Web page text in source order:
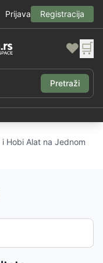
Prijava Registracija
❤️ 🛒
Pretraži
Hobi Alat na Jednom